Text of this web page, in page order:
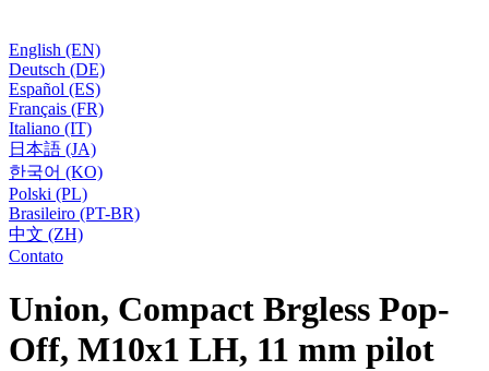
English (EN)
Deutsch (DE)
Español (ES)
Français (FR)
Italiano (IT)
日本語 (JA)
한국어 (KO)
Polski (PL)
Brasileiro (PT-BR)
中文 (ZH)
Contato
Union, Compact Brgless Pop-
Off, M10x1 LH, 11 mm pilot